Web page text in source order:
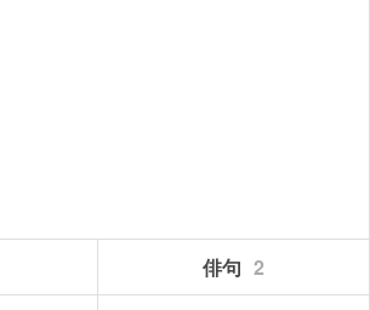
俳句 2